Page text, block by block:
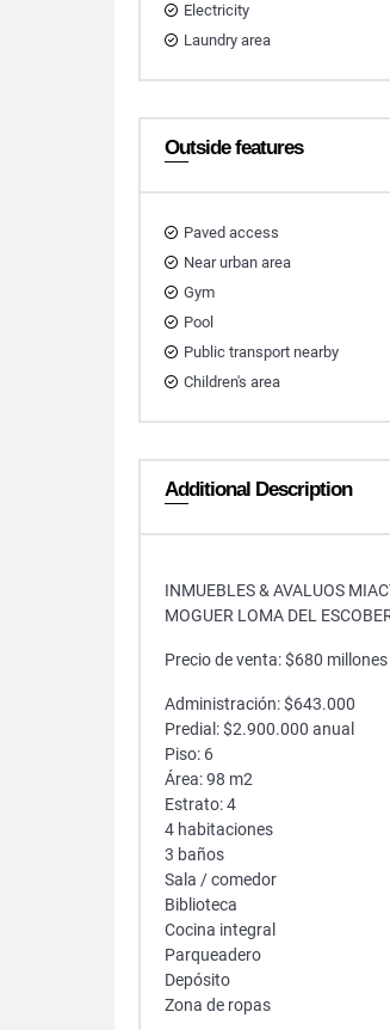
Electricity
Laundry area
Outside features
Paved access
Near urban area
Gym
Pool
Public transport nearby
Children's area
Additional Description
INMUEBLES & AVALUOS
MOGUER LOMA DEL
Precio de venta: $680 millones
Administración: $643.000
Predial: $2.900.000 anual
Piso: 6
Área: 98 m2
Estrato: 4
4 habitaciones
3 baños
Sala / comedor
Biblioteca
Cocina integral
Parqueadero
Depósito
Zona de ropas